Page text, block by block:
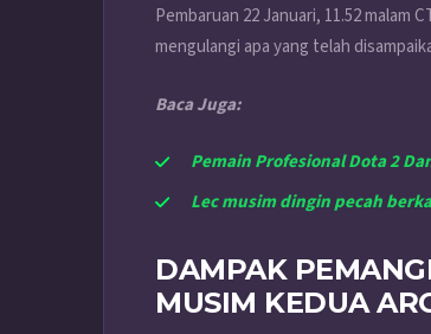
Pembaruan 22 Januari, 11.52
mengulangi apa yang telah
Baca Juga:
Pemain Profesional Dota 2
Lec musim dingin pecah
DAMPAK
MUSIM KEDUA